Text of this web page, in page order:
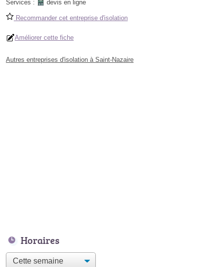
Services :
devis en ligne
Recommander cet entreprise d'isolation
Améliorer cette fiche
Autres entreprises d'isolation à Saint-Nazaire
Horaires